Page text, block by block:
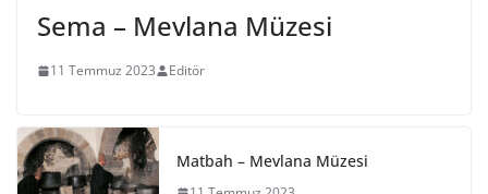
Sema – Mevlana Müzesi
11 Temmuz 2023 Editör
Matbah – Mevlana Müzesi